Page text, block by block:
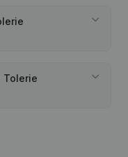
Tolerie